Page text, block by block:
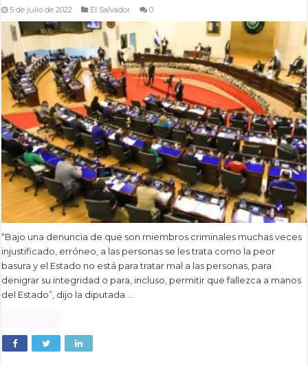
5 de julio de 2022 El Salvador 0
“Bajo una denuncia de que son miembros criminales muchas veces
injustificado, erróneo, a las personas se les trata como la peor
basura y el Estado no está para tratar mal a las personas, para
denigrar su integridad o para, incluso, permitir que fallezca a manos
del Estado”, dijo la diputada …